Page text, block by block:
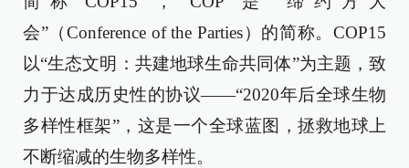
会”（Conference of the Parties）的简称。COP15
以“生态文明：共建地球生命共同体”为主题，致
力于达成历史性的协议——“2020年后全球生物
多样性框架”，这是一个全球蓝图，拯救地球上
不断缩减的生物多样性。